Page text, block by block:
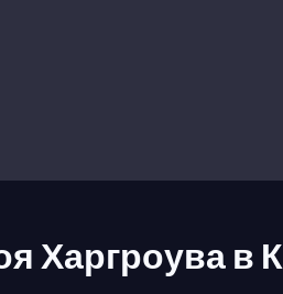
Харгроува